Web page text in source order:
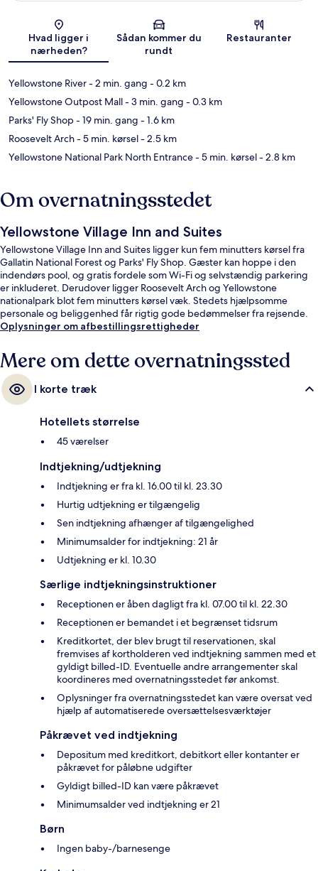
Kort
Hvad ligger i
nærheden?
Sådan kommer du
rundt
Restauranter
Yellowstone River- 2 min. gang - 0.2 km
Yellowstone Outpost Mall- 3 min. gang - 0.3 km
Parks' Fly Shop- 19 min. gang - 1.6 km
Roosevelt Arch- 5 min. kørsel- 2.5 km
Yellowstone National Park North Entrance- 5 min. kørsel- 2.8 km
Om overnatningsstedet
Yellowstone Village Inn and Suites
Yellowstone Village Inn and Suites ligger kun fem minutters kørsel fra
Gallatin National Forest og Parks' Fly Shop. Gæster kan hoppe i den
indendørs pool, og gratis fordele som Wi-Fi og selvstændig parkering
er inkluderet. Derudover ligger Roosevelt Arch og Yellowstone
nationalpark blot fem minutters kørsel væk. Stedets hjælpsomme
personale og beliggenhed får rigtig gode bedømmelser fra rejsende.
Oplysninger om afbestillingsrettigheder
Mere om dette overnatningssted
I korte træk
Hotellets størrelse
45 værelser
Indtjekning/udtjekning
Indtjekning er fra kl. 16.00 til kl. 23.30
Hurtig udtjekning er tilgængelig
Sen indtjekning afhænger af tilgængelighed
Minimumsalder for indtjekning: 21 år
Udtjekning er kl. 10.30
Særlige indtjekningsinstruktioner
Receptionen er åben dagligt fra kl. 07.00 til kl. 22.30
Receptionen er bemandet i et begrænset tidsrum
Kreditkortet, der blev brugt til reservationen, skal
fremvises af kortholderen ved indtjekning sammen med et
gyldigt billed-ID. Eventuelle andre arrangementer skal
koordineres med overnatningsstedet før ankomst.
Oplysninger fra overnatningsstedet kan være oversat ved
hjælp af automatiserede oversættelsesværktøjer
Påkrævet ved indtjekning
Depositum med kreditkort, debitkort eller kontanter er
påkrævet for påløbne udgifter
Gyldigt billed-ID kan være påkrævet
Minimumsalder ved indtjekning er 21
Børn
Ingen baby-/barnesenge